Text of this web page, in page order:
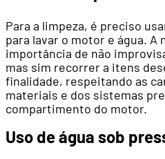
Para a limpeza, é preciso
para lavar o motor e água. A
importância de não
mas sim recorrer a itens
finalidade, respeitando as
materiais e dos sistemas
compartimento do motor.
Uso de água sob